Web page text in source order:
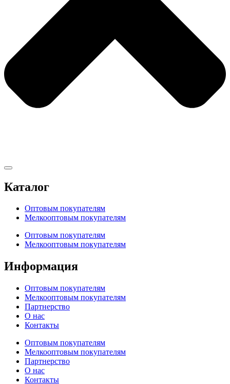
Каталог
Оптовым покупателям
Мелкооптовым покупателям
Оптовым покупателям
Мелкооптовым покупателям
Информация
Оптовым покупателям
Мелкооптовым покупателям
Партнерство
О нас
Контакты
Оптовым покупателям
Мелкооптовым покупателям
Партнерство
О нас
Контакты